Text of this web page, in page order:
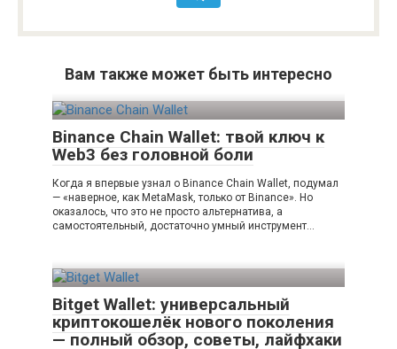
Вам также может быть интересно
Binance Chain Wallet: твой ключ к
Web3 без головной боли
Когда я впервые узнал о Binance Chain Wallet, подумал
— «наверное, как MetaMask, только от Binance». Но
оказалось, что это не просто альтернатива, а
самостоятельный, достаточно умный инструмент…
Bitget Wallet: универсальный
криптокошелёк нового поколения
— полный обзор, советы, лайфхаки